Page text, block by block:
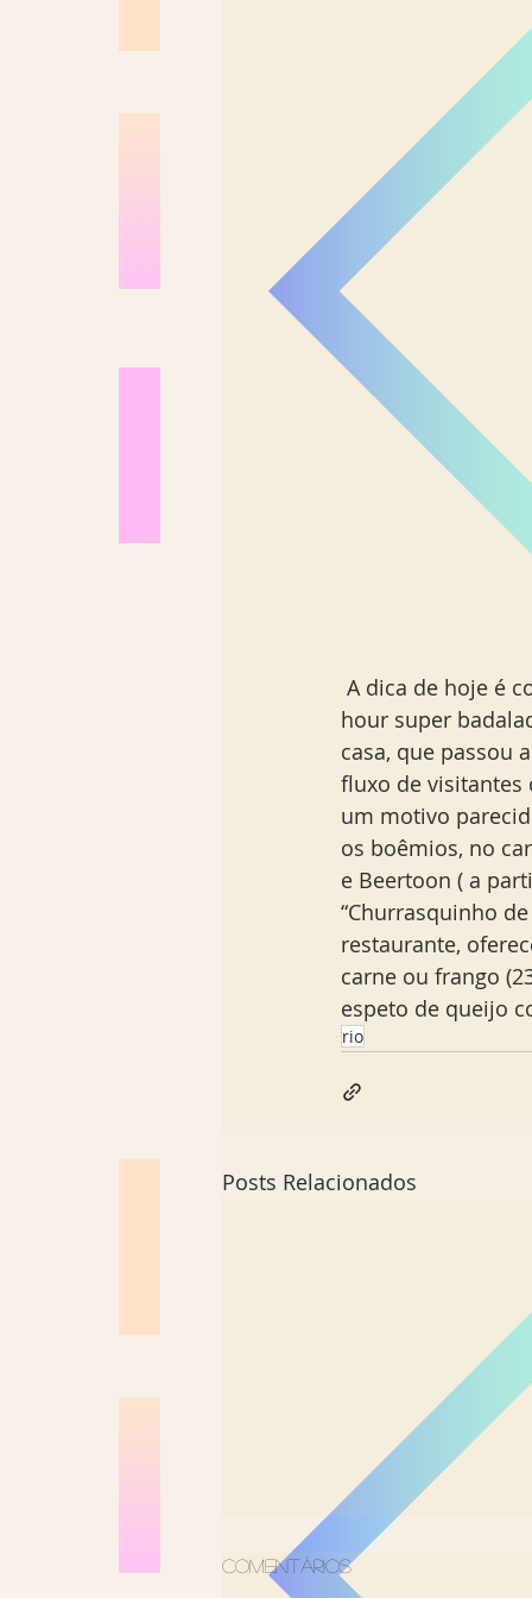
hour super
casa, que passou
fluxo de visitantes
um motivo
os boêmios, no
e Beertoon ( a
“Churrasquinho
restaurante,
carne ou frango
espeto de queijo
rio
Posts Relacionados
Comentários